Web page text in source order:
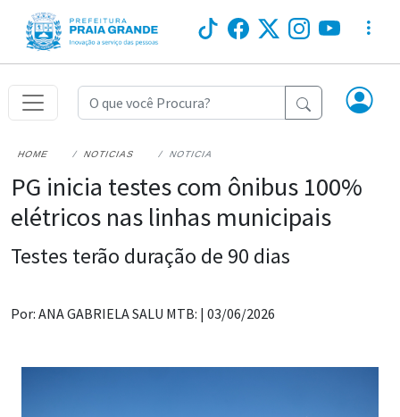
HOME NOTICIAS NOTICIA
PG inicia testes com ônibus 100%
elétricos nas linhas municipais
Testes terão duração de 90 dias
Por: ANA GABRIELA SALU MTB: | 03/06/2026